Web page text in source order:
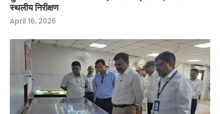
स्थलीय निरीक्षण
April 16, 2026